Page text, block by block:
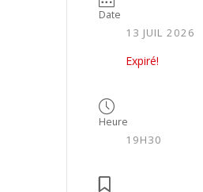
Date
13 JUIL 2026
Expiré!
Heure
19H30